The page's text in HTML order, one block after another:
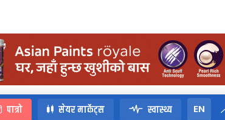
पात्रो सेयर मार्केट्स स्वास्थ्य EN